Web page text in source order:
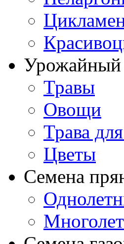
Урожайный
Травы
Овощи
Трава
Цветы
Семена